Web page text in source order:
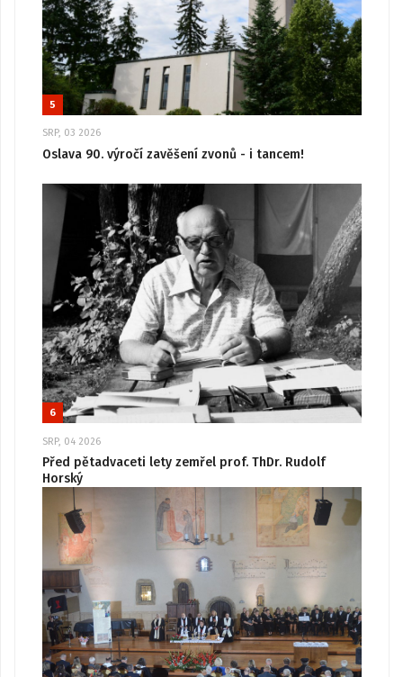
5
SRP, 03 2026
Oslava 90. výročí zavěšení zvonů - i tancem!
6
SRP, 04 2026
Před pětadvaceti lety zemřel prof. ThDr. Rudolf
Horský